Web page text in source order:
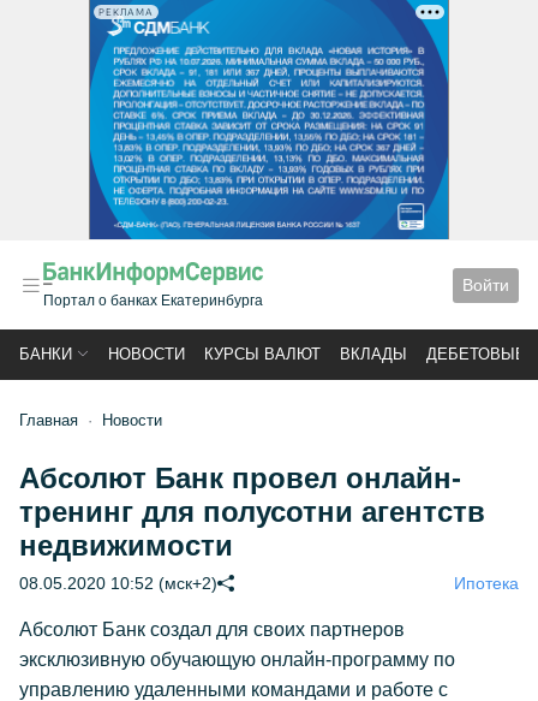
РЕКЛАМА
Портал о банках Екатеринбурга
Войти
БАНКИ НОВОСТИ КУРСЫ ВАЛЮТ ВКЛАДЫ ДЕБЕТОВЫЕ
Главная Новости
Абсолют Банк провел онлайн-
тренинг для полусотни агентств
недвижимости
08.05.2020 10:52 (мск+2) Ипотека
Абсолют Банк создал для своих партнеров
эксклюзивную обучающую онлайн-программу по
управлению удаленными командами и работе с